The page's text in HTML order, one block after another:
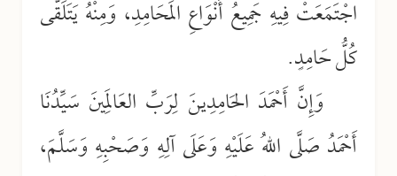
اجْتَمَعَتْ فِيهِ جَمِيعُ أَنْوَاعِ المَحَامِدِ، وَمِنْهُ يَتَلَقَّى
كُلُّ حَامِدٍ.
وَإِنَّ أَحْمَدَ الحَامِدِينَ لِرَبِّ العَالَمِينَ سَيِّدُنَا
أَحْمَدُ صَلَّى اللهُ عَلَيْهِ وَعَلَى آلِهِ وَصَحْبِهِ وَسَلَّمَ،